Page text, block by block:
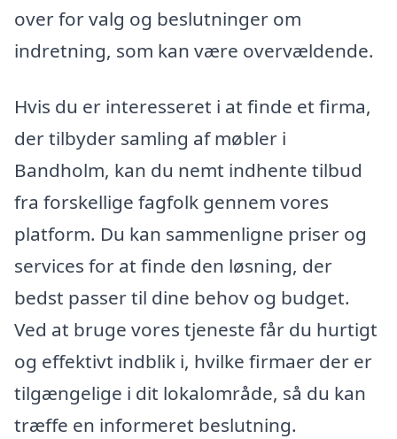
over for valg og beslutninger om
indretning, som kan være overvældende.
Hvis du er interesseret i at finde et firma,
der tilbyder samling af møbler i
Bandholm, kan du nemt indhente tilbud
fra forskellige fagfolk gennem vores
platform. Du kan sammenligne priser og
services for at finde den løsning, der
bedst passer til dine behov og budget.
Ved at bruge vores tjeneste får du hurtigt
og effektivt indblik i, hvilke firmaer der er
tilgængelige i dit lokalområde, så du kan
træffe en informeret beslutning.